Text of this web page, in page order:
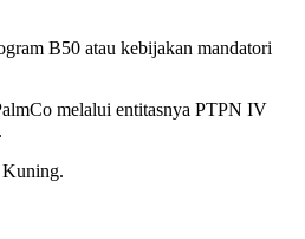
B50 atau kebijakan mandatori
melalui entitasnya PTPN IV
.